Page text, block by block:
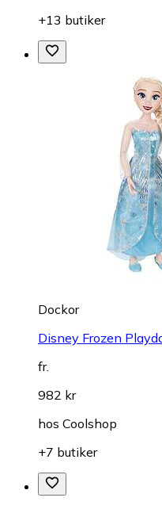
+13 butiker
Dockor
Disney Frozen
fr.
982 kr
hos Coolshop
+7 butiker